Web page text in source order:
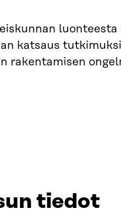
katsaus
rakentamisen
tiedot